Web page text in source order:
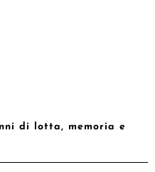
di lotta, memoria e